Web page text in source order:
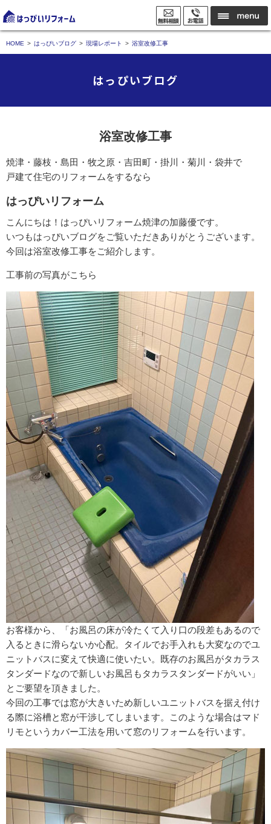
HOME はっぴいブログ 現場レポート 浴室改修工事
はっぴいブログ
浴室改修工事
焼津・藤枝・島田・牧之原・吉田町・掛川・菊川・袋井で
戸建て住宅のリフォームをするなら
はっぴいリフォーム
こんにちは！はっぴいリフォーム焼津の加藤優です。
いつもはっぴいブログをご覧いただきありがとうございます。
今回は浴室改修工事をご紹介します。
工事前の写真がこちら
お客様から、「お風呂の床が冷たくて入り口の段差もあるので
入るときに滑らないか心配。タイルでお手入れも大変なのでユ
ニットバスに変えて快適に使いたい。既存のお風呂がタカラス
タンダードなので新しいお風呂もタカラスタンダードがいい」
とご要望を頂きました。
今回の工事では窓が大きいため新しいユニットバスを据え付け
る際に浴槽と窓が干渉してしまいます。このような場合はマド
リモというカバー工法を用いて窓のリフォームを行います。